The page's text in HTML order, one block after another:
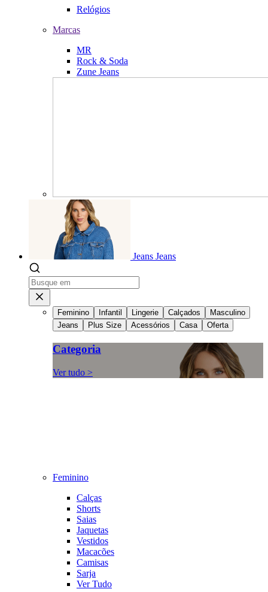
Relógios
Marcas
MR
Rock & Soda
Zune Jeans
Jeans Jeans
Feminino Infantil Lingerie Calçados
Masculino
Jeans
Plus Size Acessórios Casa Oferta
Categoria
Ver tudo >
Feminino
Calças
Shorts
Saias
Jaquetas
Vestidos
Macacões
Camisas
Sarja
Ver Tudo